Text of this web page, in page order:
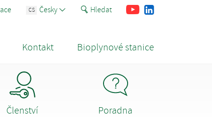
CS Česky Hledat FacebookYoutube
Kontakt Bioplynové stanice
Členství Poradna